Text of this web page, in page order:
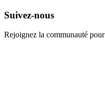
Suivez-nous
Rejoignez la communauté